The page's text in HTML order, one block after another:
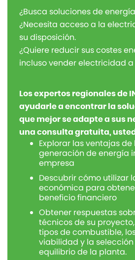
¿Busca soluciones de
¿Necesita acceso a la
su disposición.
¿Quiere reducir sus costes
incluso vender electricidad a
Los expertos regionales de
ayudarle a encontrar la
que mejor se adapte a sus
una consulta gratuita,
Explorar las ventajas
generación de energía
empresa
Descubrir cómo utilizar
económica para
beneficio financiero
Obtener respuestas
técnicos de su
tipos de combustible,
viabilidad y la
equilibrio de la planta.